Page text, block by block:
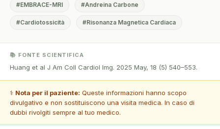
#EMBRACE-MRI #Andreina Carbone
#Cardiotossicità #Risonanza Magnetica Cardiaca
📚 FONTE SCIENTIFICA
Huang et al J Am Coll Cardiol Img. 2025 May, 18 (5) 540–553.
⚕️ Nota per il paziente: Queste informazioni hanno scopo
divulgativo e non sostituiscono una visita medica. In caso di
dubbi rivolgiti sempre al tuo medico.